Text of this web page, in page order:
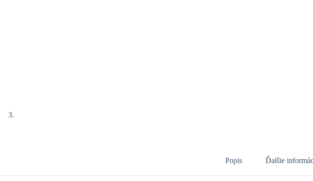
Popis Ďalšie